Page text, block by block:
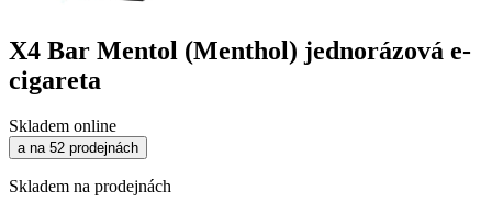
X4 Bar Mentol (Menthol) jednorázová e-
cigareta
Skladem online
a na 52 prodejnách
Skladem na prodejnách